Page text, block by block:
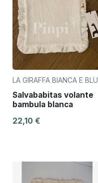
LA GIRAFFA BIANCA E BLU
Salvababitas volante
bambula blanca
22,10 €